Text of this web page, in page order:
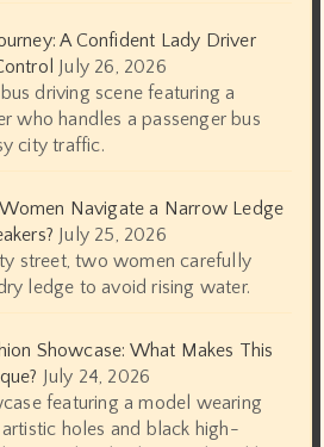
A Confident Lady Driver
July 26, 2026
driving scene featuring a
who handles a passenger bus
city traffic.
Navigate a Narrow Ledge
July 25, 2026
street, two women carefully
ledge to avoid rising water.
Showcase: What Makes This
July 24, 2026
featuring a model wearing
holes and black high-